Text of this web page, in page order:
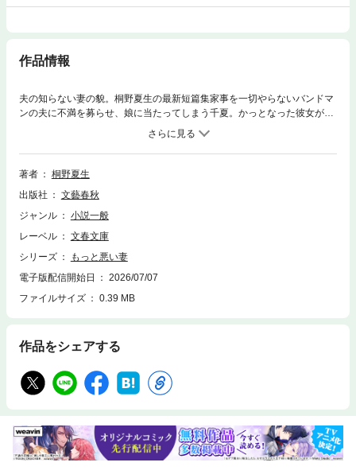
作品情報
夫の知らない妻の貌。桐野夏生の最新短篇集家事を一切やらないバンドマ
ンの夫に不満を募らせ、娘に当たってしまう千夏。かっとなった彼女が娘
を預けて向かった先は・・・・・・(「悪い妻」)。夫公認の不倫相手をも
つ麻耶。仕事も私生活も順風満帆な彼女は常に満ち足りている (「もっと
悪い妻」)。型に嵌まった“妻のあるべき姿”を鮮やかに打ち砕く、６つの傑
作短篇！ 解説・小池真理子単行本 2023年6月 文藝春秋刊文庫版 20
著者
桐野夏生
出版社
文藝春秋
ジャンル
小説一般
レーベル
文春文庫
シリーズ
もっと悪い妻
電子版配信開始日
2026/07/07
ファイルサイズ
0.39 MB
作品をシェアする